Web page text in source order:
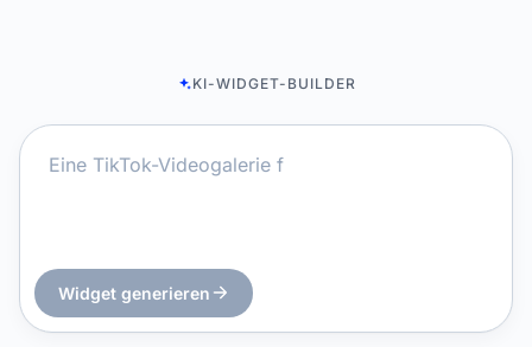
KI-WIDGET-BUILDER
Widget generieren